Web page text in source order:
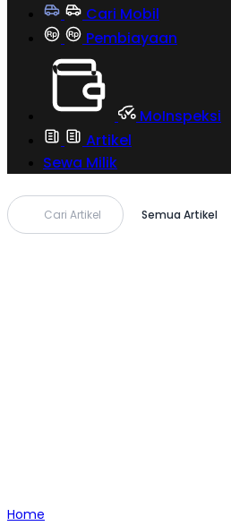
Cari Mobil
Pembiayaan
MoInspeksi
Artikel
Sewa Milik
Cari Artikel Semua Artikel
Home